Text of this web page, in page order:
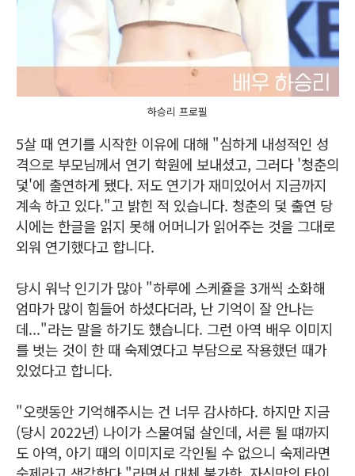
하승리 프로필
5살 때 연기를 시작한 이유에 대해 "심하게 내성적인 성
격으로 부모님께서 연기 학원에 보내셨고, 그러다 '청춘의
덫'에 출연하게 됐다. 저도 연기가 재미있어서 지금까지
계속 하고 있다."고 밝힌 적 있습니다. 청춘의 덫 출연 당
시에는 한글을 읽지 못해 어머니가 읽어주는 것을 그대로
외워 연기했다고 합니다.
당시 워낙 인기가 많아 "하루에 스케쥴을 3개씩 소화해
엄마가 많이 힘들어 하셨다더라, 난 기억이 잘 안나는
데..."라는 말을 하기도 했습니다. 그런 아역 배우 이미지
를 벗는 것이 한 때 숙제였다고 부담으로 작용했던 때가
있었다고 합니다.
"오랫동안 기억해주시는 건 너무 감사하다. 하지만 지금
(당시 2022년) 나이가 스물여덟 살인데, 서른 될 떄까지
도 아역, 아기 때의 이미지로 각인될 수 없으니 숙제라면